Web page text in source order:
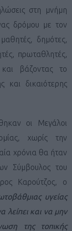
στη μνήμη
δρόμου με τον
δημότες,
πρωταθλητές,
και βάζοντας το
και δικαιότερης
οι Μεγάλοι
χωρίς την
χρόνια θα ήταν
Σύμβουλος του
Καρούτζος, ο
υγείας
και να μην
της τοπικής